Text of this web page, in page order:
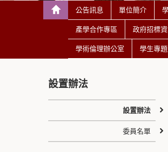
公告訊息 單位簡介
產學合作專區 政府招標
學術倫理辦公室 學生專
設置辦法
設置辦法
委員名單